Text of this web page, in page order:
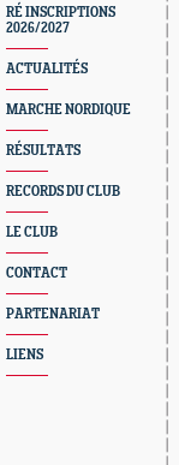
RÉ INSCRIPTIONS
2026/2027
ACTUALITÉS
MARCHE NORDIQUE
RÉSULTATS
RECORDS DU CLUB
LE CLUB
CONTACT
PARTENARIAT
LIENS